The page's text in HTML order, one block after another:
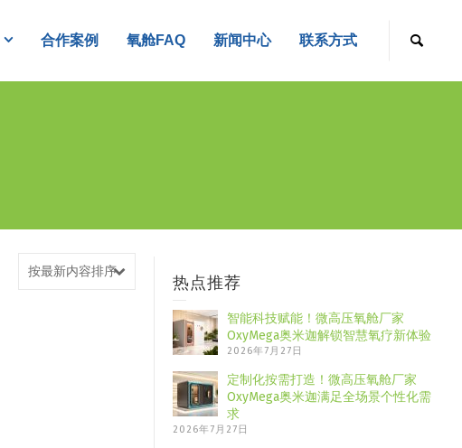
合作案例 氧舱FAQ 新闻中心 联系方式
按最新内容排序
热点推荐
智能科技赋能！微高压氧舱厂家
OxyMega奥米迦解锁智慧氧疗新体验
2026年7月27日
定制化按需打造！微高压氧舱厂家
OxyMega奥米迦满足全场景个性化需
求
2026年7月27日